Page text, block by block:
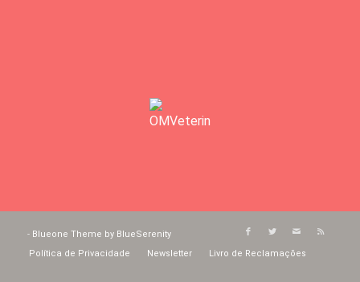
- Blueone Theme by BlueSerenity
Política de Privacidade
Newsletter Livro de Reclamações